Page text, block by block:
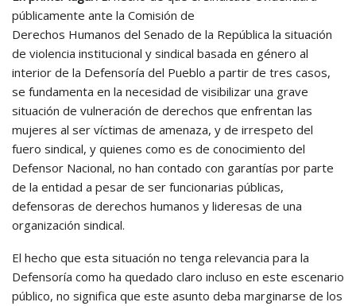
públicamente ante la Comisión de
Derechos Humanos del Senado de la República la situación
de violencia institucional y sindical basada en género al
interior de la Defensoría del Pueblo a partir de tres casos,
se fundamenta en la necesidad de visibilizar una grave
situación de vulneración de derechos que enfrentan las
mujeres al ser víctimas de amenaza, y de irrespeto del
fuero sindical, y quienes como es de conocimiento del
Defensor Nacional, no han contado con garantías por parte
de la entidad a pesar de ser funcionarias públicas,
defensoras de derechos humanos y lideresas de una
organización sindical.
El hecho que esta situación no tenga relevancia para la
Defensoría como ha quedado claro incluso en este escenario
público, no significa que este asunto deba marginarse de los